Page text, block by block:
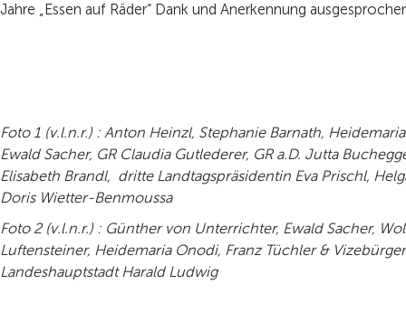
Jahre „Essen auf Räder“ Dank und Anerkennung
Foto 1 (v.l.n.r.) : Anton Heinzl, Stephanie Barnath,
Ewald Sacher, GR Claudia Gutlederer, GR a.D. Jutta
Elisabeth Brandl, dritte Landtagspräsidentin Eva Prischl,
Doris Wietter-Benmoussa
Foto 2 (v.l.n.r.) : Günther von Unterrichter, Ewald Sacher,
Luftensteiner, Heidemaria Onodi, Franz Tüchler &
Landeshauptstadt Harald Ludwig